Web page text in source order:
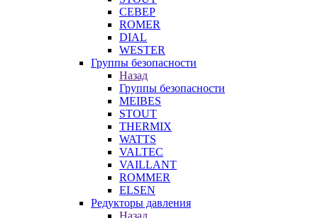
СЕВЕР
ROMER
DIAL
WESTER
Группы безопасности
Назад
Группы безопасности
MEIBES
STOUT
THERMIX
WATTS
VALTEC
VAILLANT
ROMMER
ELSEN
Редукторы давления
Назад